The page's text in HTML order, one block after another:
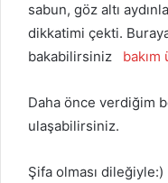
sabun, göz altı
dikkatimi çekti.
bakabilirsiniz
Daha önce verdiğim
ulaşabilirsiniz.
Şifa olması dileğiyle:)